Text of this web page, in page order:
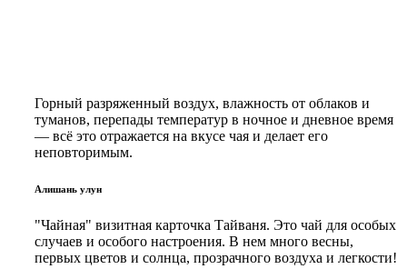
Горный разряженный воздух, влажность от облаков и
туманов, перепады температур в ночное и дневное время
— всё это отражается на вкусе чая и делает его
неповторимым.
Алишань улун
"Чайная" визитная карточка Тайваня. Это чай для особых
случаев и особого настроения. В нем много весны,
первых цветов и солнца, прозрачного воздуха и легкости!